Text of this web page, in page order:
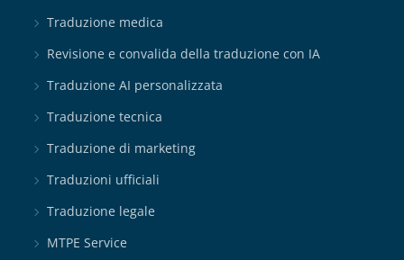
Traduzione medica
Revisione e convalida della traduzione con IA
Traduzione AI personalizzata
Traduzione tecnica
Traduzione di marketing
Traduzioni ufficiali
Traduzione legale
MTPE Service